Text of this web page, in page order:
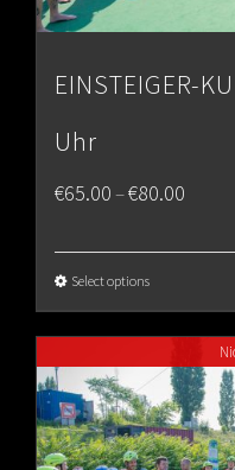
EINSTEIGER-
Uhr
€65.00–€80.00
€80.00
Select options